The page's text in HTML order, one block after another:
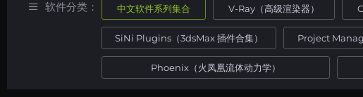
软件分类： 中文软件系列集合 V-Ray（高级渲染器）
SiNi Plugins（3dsMax 插件合集） Project
Phoenix（火凤凰流体动力学）